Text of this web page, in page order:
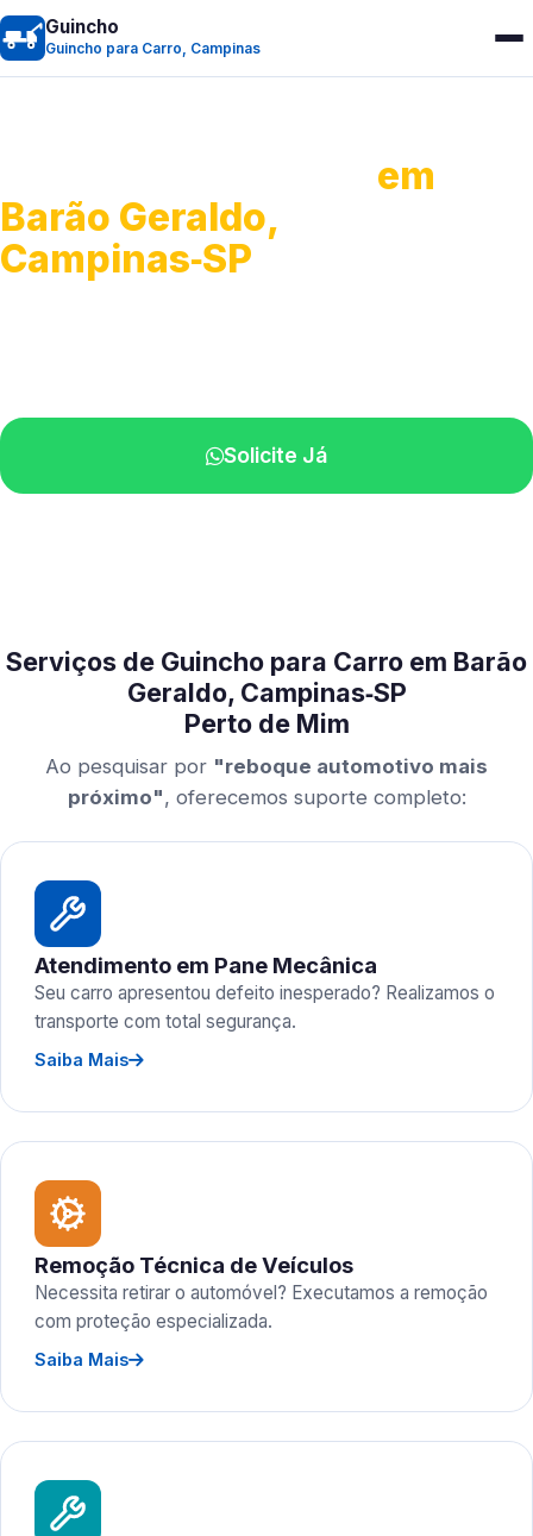
Guincho
Guincho para Carro, Campinas
em
Barão Geraldo,
Campinas‑SP
Solicite Já
Serviços de Guincho para Carro em Barão
Geraldo, Campinas‑SP
Perto de Mim
Ao pesquisar por "reboque automotivo mais
próximo", oferecemos suporte completo:
Atendimento em Pane Mecânica
Seu carro apresentou defeito inesperado? Realizamos o
transporte com total segurança.
Saiba Mais
Remoção Técnica de Veículos
Necessita retirar o automóvel? Executamos a remoção
com proteção especializada.
Saiba Mais